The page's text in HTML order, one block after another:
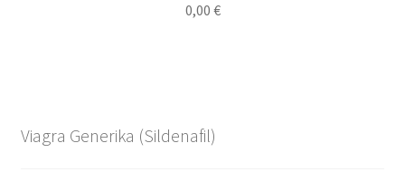
0,00 €
Viagra Generika (Sildenafil)